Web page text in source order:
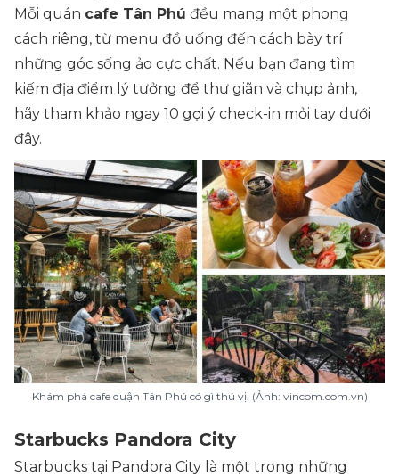
Mỗi quán cafe Tân Phú đều mang một phong
cách riêng, từ menu đồ uống đến cách bày trí
những góc sống ảo cực chất. Nếu bạn đang tìm
kiếm địa điểm lý tưởng để thư giãn và chụp ảnh,
hãy tham khảo ngay 10 gợi ý check-in mỏi tay dưới
đây.
Khám phá cafe quận Tân Phú có gì thú vị. (Ảnh: vincom.com.vn)
Starbucks Pandora City
Starbucks tại Pandora City là một trong những